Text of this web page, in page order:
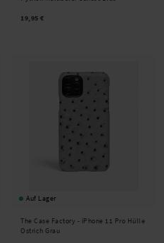
19,95 €
Auf Lager
The Case Factory - iPhone 11 Pro Hülle
Ostrich Grau